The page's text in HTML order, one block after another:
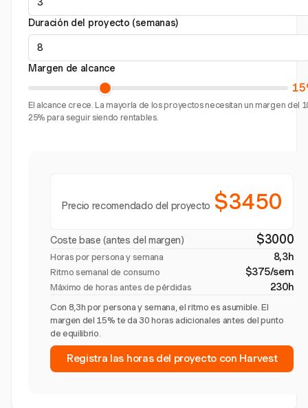
Duración del proyecto (semanas)
Margen de alcance
El alcance crece. La mayoría de los proyectos necesitan un margen del
25% para seguir siendo rentables.
Precio recomendado del proyecto $3450
Coste base (antes del margen) $3000
Horas por persona y semana 8,3h
Ritmo semanal de consumo $375/sem
Máximo de horas antes de pérdidas 230h
Con 8,3h por persona y semana, el ritmo es asumible. El
margen del 15% te da 30 horas adicionales antes del punto
de equilibrio.
Registra las horas del proyecto con Harvest